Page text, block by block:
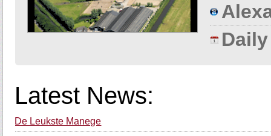
Latest News:
De Leukste Manege